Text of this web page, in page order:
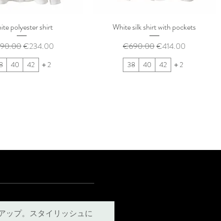
polyester shirt
価格 セール価格
€234.00
40 42 ＋2
White silk shirt with pockets
通常価格
€690.00セール価格
€414.00
38 40 42 ＋2
ップ。スタイリッシュに